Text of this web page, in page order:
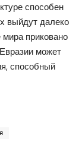
способен
выйдут далеко
приковано
может
способный